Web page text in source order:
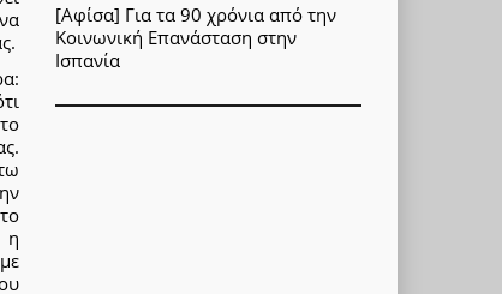
η
[Αφίσα] Για τα 90 χρόνια από την
Κοινωνική Επανάσταση στην
Ισπανία